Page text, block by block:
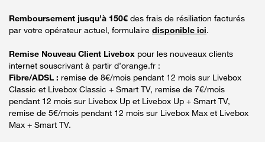
Remboursement jusqu’à 150€ des frais de résiliation facturés
par votre opérateur actuel, formulaire disponible ici.
Remise Nouveau Client Livebox pour les nouveaux clients
internet souscrivant à partir d’orange.fr :
Fibre/ADSL : remise de 8€/mois pendant 12 mois sur Livebox
Classic et Livebox Classic + Smart TV, remise de 7€/mois
pendant 12 mois sur Livebox Up et Livebox Up + Smart TV,
remise de 5€/mois pendant 12 mois sur Livebox Max et Livebox
Max + Smart TV.